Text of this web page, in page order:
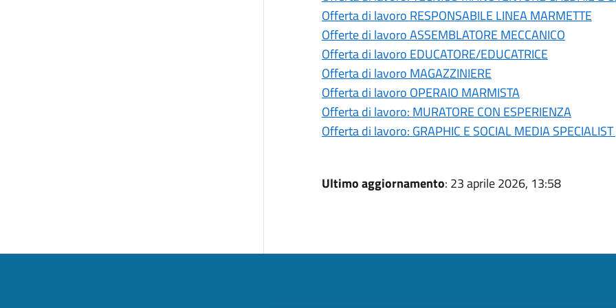
Offerta di lavoro RESPONSABILE LINEA MARMETTE
Offerte di lavoro ASSEMBLATORE MECCANICO
Offerta di lavoro EDUCATORE/EDUCATRICE
Offerta di lavoro MAGAZZINIERE
Offerta di lavoro OPERAIO MARMISTA
Offerta di lavoro: MURATORE CON ESPERIENZA
Offerta di lavoro: GRAPHIC E SOCIAL MEDIA SPECIALIST
Ultimo aggiornamento: 23 aprile 2026, 13:58